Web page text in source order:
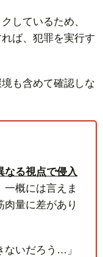
しているため、
ば、犯罪を実行す
も含めて確認しな
なる視点で侵入
一概には言えま
量に差があり
ないだろう…」